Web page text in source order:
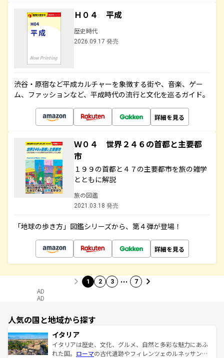
Ｈ０４ 平成
歴史時代
2026.09.17 発売
渋谷・原宿など平成カルチャーを象徴する街や、音楽、ゲー
ム、ファッションなど、平成時代の流行と文化を巡るガイド。
詳細を見る
Ｗ０４ 世界２４６の首都と主要都
市
１９９の首都と４７の主要都市を旅の雑学
とともに解説
旅の図鑑
2021.03.18 発売
「地球の歩き方」図鑑シリーズから、第４弾が登場！
詳細を見る
1 2 3 … 7
AD
AD
人気の国と地域から探す
イタリア
イタリアは歴史、文化、グルメ、自然と多彩な魅力にあふ
れた国。 ローマの古代遺跡やフィレンツェのルネッサンス